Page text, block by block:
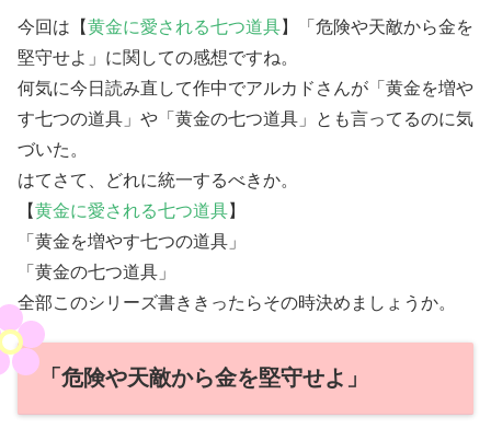
今回は【黄金に愛される七つ道具】「危険や天敵から金を
堅守せよ」に関しての感想ですね。
何気に今日読み直して作中でアルカドさんが「黄金を増や
す七つの道具」や「黄金の七つ道具」とも言ってるのに気
づいた。
はてさて、どれに統一するべきか。
【黄金に愛される七つ道具】
「黄金を増やす七つの道具」
「黄金の七つ道具」
全部このシリーズ書ききったらその時決めましょうか。
「危険や天敵から金を堅守せよ」